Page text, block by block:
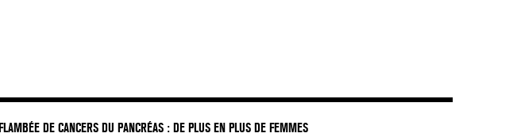
FLAMBÉE DE CANCERS DU PANCRÉAS : DE PLUS EN PLUS DE FEMMES